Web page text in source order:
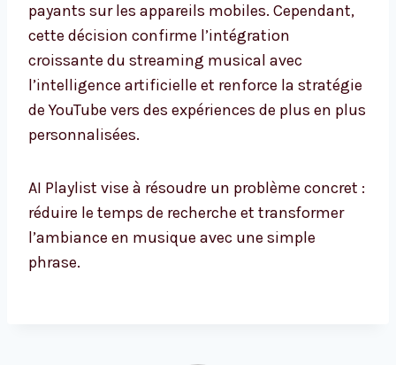
payants sur les appareils mobiles. Cependant,
cette décision confirme l’intégration
croissante du streaming musical avec
l’intelligence artificielle et renforce la stratégie
de YouTube vers des expériences de plus en plus
personnalisées.
AI Playlist vise à résoudre un problème concret :
réduire le temps de recherche et transformer
l’ambiance en musique avec une simple
phrase.